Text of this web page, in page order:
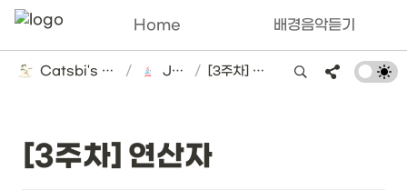
Home 배경음악듣기
Catsbi's DLog / Java / [3주차] 연산자
[3주차] 연산자